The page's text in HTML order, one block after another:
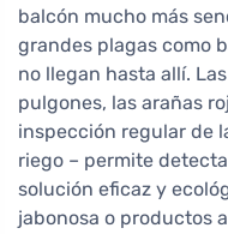
balcón mucho más
grandes plagas como
no llegan hasta allí.
pulgones, las arañas
inspección regular de
riego – permite
solución eficaz y
jabonosa o productos